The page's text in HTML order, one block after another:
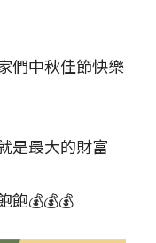
們中秋佳節快樂
是最大的財富
飽💰💰💰